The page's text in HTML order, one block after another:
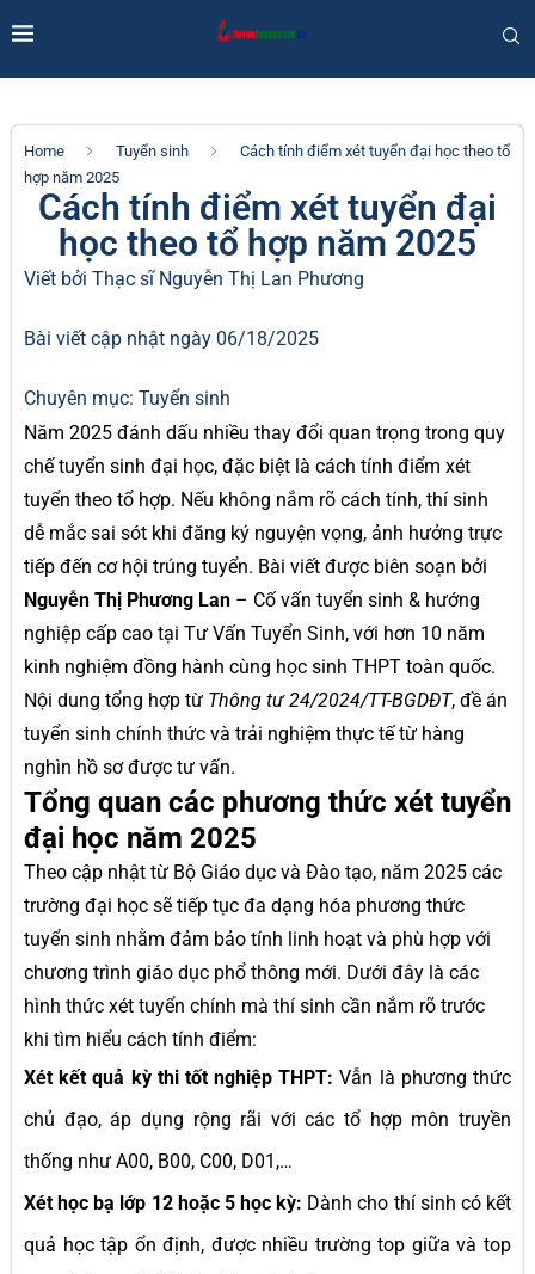
Home Tuyển sinh
Cách tính điểm xét tuyển đại học theo tổ
hợp năm 2025
Cách tính điểm xét tuyển đại
học theo tổ hợp năm 2025
Viết bởi Thạc sĩNguyễn Thị Lan Phương
Bài viết cập nhật ngày 06/18/2025
Chuyên mục: Tuyển sinh
Năm 2025 đánh dấu nhiều thay đổi quan trọng trong quy
chế tuyển sinh đại học, đặc biệt là cách tính điểm xét
tuyển theo tổ hợp. Nếu không nắm rõ cách tính, thí sinh
dễ mắc sai sót khi đăng ký nguyện vọng, ảnh hưởng trực
tiếp đến cơ hội trúng tuyển. Bài viết được biên soạn bởi
Nguyễn Thị Phương Lan – Cố vấn tuyển sinh & hướng
nghiệp cấp cao tại Tư Vấn Tuyển Sinh, với hơn 10 năm
kinh nghiệm đồng hành cùng học sinh THPT toàn quốc.
Nội dung tổng hợp từ Thông tư 24/2024/TT-BGDĐT, đề án
tuyển sinh chính thức và trải nghiệm thực tế từ hàng
nghìn hồ sơ được tư vấn.
Tổng quan các phương thức xét tuyển
đại học năm 2025
Theo cập nhật từ Bộ Giáo dục và Đào tạo, năm 2025 các
trường đại học sẽ tiếp tục đa dạng hóa phương thức
tuyển sinh nhằm đảm bảo tính linh hoạt và phù hợp với
chương trình giáo dục phổ thông mới. Dưới đây là các
hình thức xét tuyển chính mà thí sinh cần nắm rõ trước
khi tìm hiểu cách tính điểm:
Xét kết quả kỳ thi tốt nghiệp THPT: Vẫn là phương thức
chủ đạo, áp dụng rộng rãi với các tổ hợp môn truyền
thống như A00, B00, C00, D01,…
Xét học bạ lớp 12 hoặc 5 học kỳ: Dành cho thí sinh có kết
quả học tập ổn định, được nhiều trường top giữa và top